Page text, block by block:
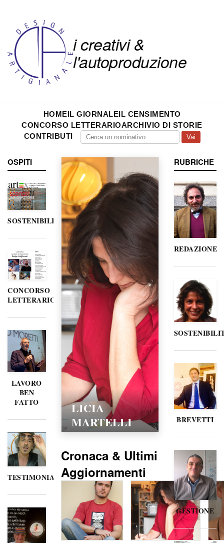
i creativi &
l'autoproduzione
HOMEIL GIORNALEIL CENSIMENTO
CONCORSO LETTERARIOARCHIVIO DI STORIE
CONTRIBUTI
Vai
OSPITI
SOSTENIBILITÀ
CONCORSO
LETTERARIO
LAVORO
BEN
FATTO
TESTIMONIANZE
LICIA
MARTELLI
Cronaca & Ultimi
Aggiornamenti
RUBRICHE
REDAZIONE
BREVETTI
GESTIONE